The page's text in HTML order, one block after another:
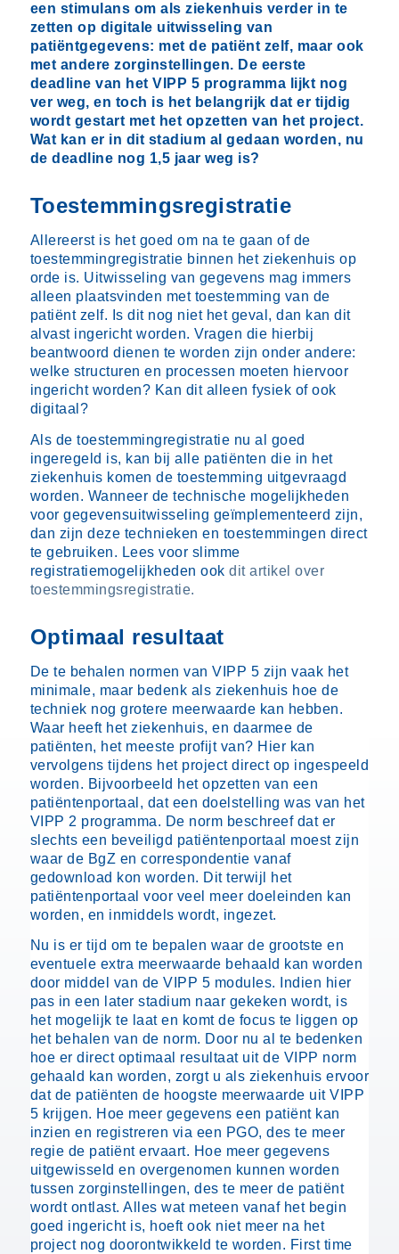
een stimulans om als ziekenhuis verder in te
zetten op digitale uitwisseling van
patiëntgegevens: met de patiënt zelf, maar ook
met andere zorginstellingen. De eerste
deadline van het VIPP 5 programma lijkt nog
ver weg, en toch is het belangrijk dat er tijdig
wordt gestart met het opzetten van het project.
Wat kan er in dit stadium al gedaan worden, nu
de deadline nog 1,5 jaar weg is?
Toestemmingsregistratie
Allereerst is het goed om na te gaan of de
toestemmingregistratie binnen het ziekenhuis op
orde is. Uitwisseling van gegevens mag immers
alleen plaatsvinden met toestemming van de
patiënt zelf. Is dit nog niet het geval, dan kan dit
alvast ingericht worden. Vragen die hierbij
beantwoord dienen te worden zijn onder andere:
welke structuren en processen moeten hiervoor
ingericht worden? Kan dit alleen fysiek of ook
digitaal?
Als de toestemmingregistratie nu al goed
ingeregeld is, kan bij alle patiënten die in het
ziekenhuis komen de toestemming uitgevraagd
worden. Wanneer de technische mogelijkheden
voor gegevensuitwisseling geïmplementeerd zijn,
dan zijn deze technieken en toestemmingen direct
te gebruiken. Lees voor slimme
registratiemogelijkheden ookdit artikel over
toestemmingsregistratie.
Optimaal resultaat
De te behalen normen van VIPP 5 zijn vaak het
minimale, maar bedenk als ziekenhuis hoe de
techniek nog grotere meerwaarde kan hebben.
Waar heeft het ziekenhuis, en daarmee de
patiënten, het meeste profijt van? Hier kan
vervolgens tijdens het project direct op ingespeeld
worden. Bijvoorbeeld het opzetten van een
patiëntenportaal, dat een doelstelling was van het
VIPP 2 programma. De norm beschreef dat er
slechts een beveiligd patiëntenportaal moest zijn
waar de BgZ en correspondentie vanaf
gedownload kon worden. Dit terwijl het
patiëntenportaal voor veel meer doeleinden kan
worden, en inmiddels wordt, ingezet.
Nu is er tijd om te bepalen waar de grootste en
eventuele extra meerwaarde behaald kan worden
door middel van de VIPP 5 modules. Indien hier
pas in een later stadium naar gekeken wordt, is
het mogelijk te laat en komt de focus te liggen op
het behalen van de norm. Door nu al te bedenken
hoe er direct optimaal resultaat uit de VIPP norm
gehaald kan worden, zorgt u als ziekenhuis ervoor
dat de patiënten de hoogste meerwaarde uit VIPP
5 krijgen. Hoe meer gegevens een patiënt kan
inzien en registreren via een PGO, des te meer
regie de patiënt ervaart. Hoe meer gegevens
uitgewisseld en overgenomen kunnen worden
tussen zorginstellingen, des te meer de patiënt
wordt ontlast. Alles wat meteen vanaf het begin
goed ingericht is, hoeft ook niet meer na het
project nog doorontwikkeld te worden. First time